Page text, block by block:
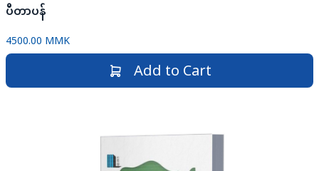
ပီတာပန်
4500.00 MMK
Add to Cart